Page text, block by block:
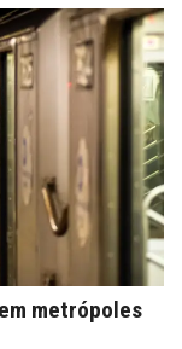
metrópoles